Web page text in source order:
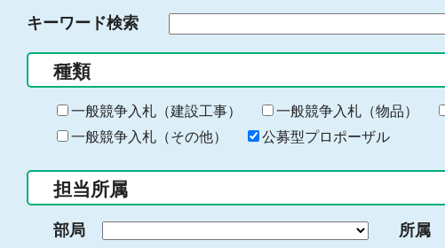
キーワード検索
る
キ
ー
ー
入
種類
一般競争入札（建設工事） 一般競争入札（物品）
一般競争入札（その他）
公募型プロポーザル
担当所属
部局 所属